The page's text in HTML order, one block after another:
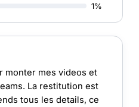
1%
monter mes videos et
La restitution est
tous les details, ce